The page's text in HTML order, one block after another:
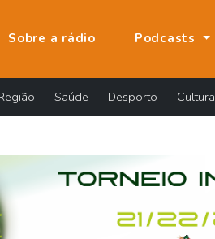
Sobre a rádio Podcasts
Saúde Desporto Cultura